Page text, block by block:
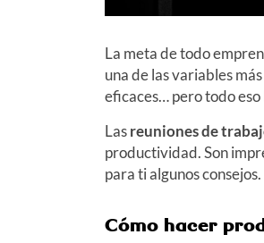
La meta de todo
una de las variables
eficaces… pero todo
Lasreuniones de
productividad. Son
para ti algunos consejos.
Cómo hacer